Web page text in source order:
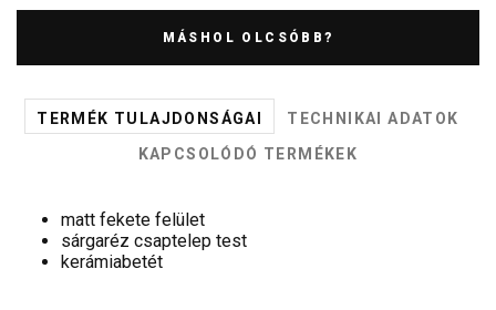
MÁSHOL OLCSÓBB?
TERMÉK TULAJDONSÁGAI
TECHNIKAI ADATOK
KAPCSOLÓDÓ TERMÉKEK
matt fekete felület
sárgaréz csaptelep test
kerámiabetét